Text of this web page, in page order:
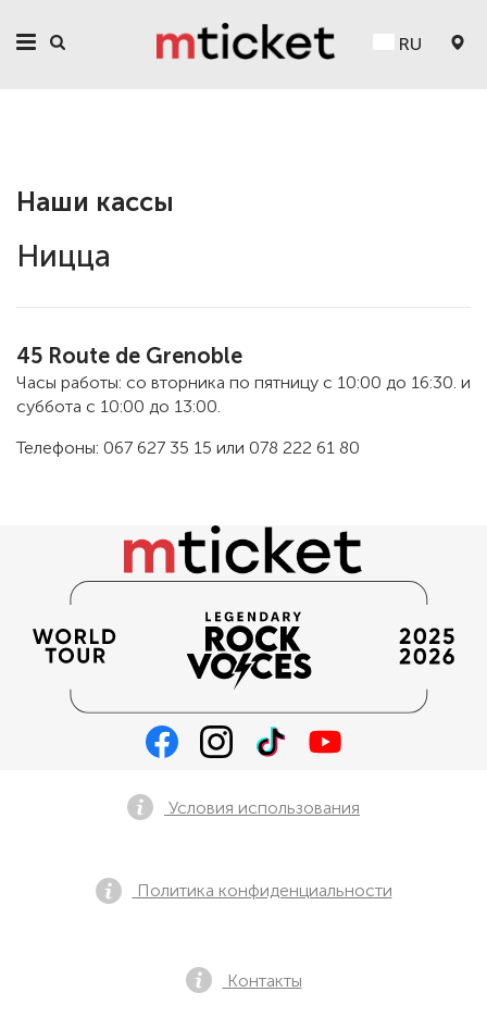
RU
Наши кассы
Ницца
45 Route de Grenoble
Часы работы: со вторника по пятницу с 10:00 до 16:30. и
суббота с 10:00 до 13:00.
Телефоны: 067 627 35 15 или 078 222 61 80
Условия использования
Политика конфиденциальности
Контакты